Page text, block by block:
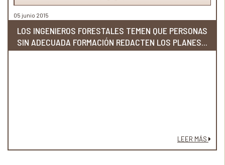
05 junio 2015
LOS INGENIEROS FORESTALES TEMEN QUE PERSONAS
SIN ADECUADA FORMACIÓN REDACTEN LOS PLANES...
LEER MÁS